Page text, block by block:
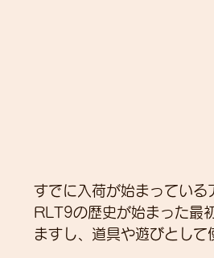
すでに入荷が始まってい
RLT9の歴史が始まった最
ますし、道具や遊びとして